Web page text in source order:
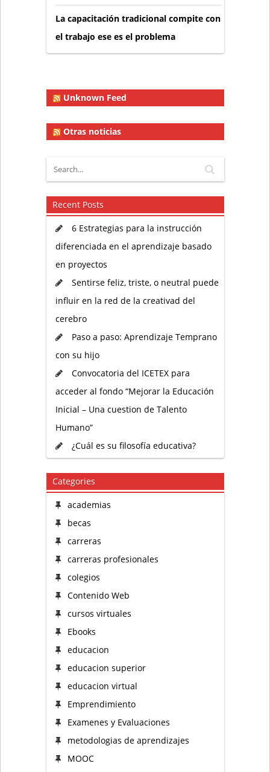
La capacitación tradicional compite con
el trabajo ese es el problema
Unknown Feed
Otras noticias
Recent Posts
6 Estrategias para la instrucción
diferenciada en el aprendizaje basado
en proyectos
Sentirse feliz, triste, o neutral puede
influir en la red de la creativad del
cerebro
Paso a paso: Aprendizaje Temprano
con su hijo
Convocatoria del ICETEX para
acceder al fondo “Mejorar la Educación
Inicial – Una cuestion de Talento
Humano”
¿Cuál es su filosofía educativa?
Categories
academias
becas
carreras
carreras profesionales
colegios
Contenido Web
cursos virtuales
Ebooks
educacion
educacion superior
educacion virtual
Emprendimiento
Examenes y Evaluaciones
metodologias de aprendizajes
MOOC